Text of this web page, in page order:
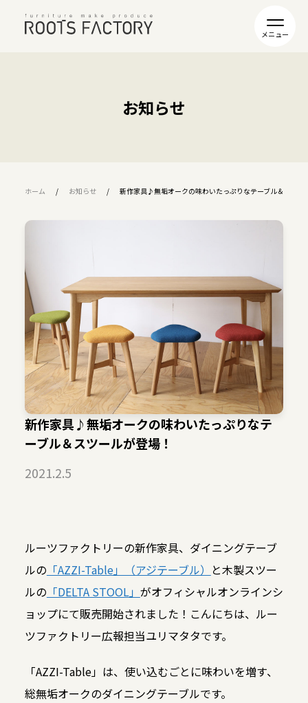
お知らせ
ホーム お知らせ 新作家具♪無垢オークの味わいたっぷりなテーブル＆スツー
新作家具♪無垢オークの味わいたっぷりなテ
ーブル＆スツールが登場！
2021.2.5
ルーツファクトリーの新作家具、ダイニングテーブ
ルの 「AZZI-Table」（アジテーブル） と木製スツー
ルの 「DELTA STOOL」 がオフィシャルオンラインシ
ョップにて販売開始されました！こんにちは、ルー
ツファクトリー広報担当ユリマタタです。
「AZZI-Table」は、使い込むごとに味わいを増す、
総無垢オークのダイニングテーブルです。